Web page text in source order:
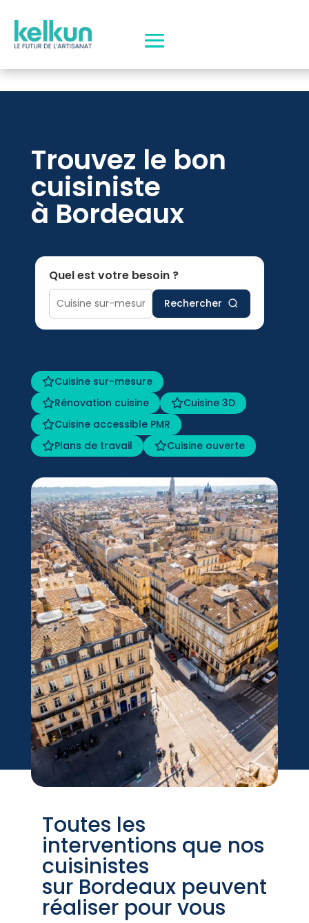
Trouvez le bon
cuisiniste
à Bordeaux
Quel est votre besoin ?
Rechercher
Cuisine sur-mesure
Rénovation cuisine
Cuisine 3D
Cuisine accessible PMR
Plans de travail
Cuisine ouverte
Toutes les
interventions que nos
cuisinistes
sur Bordeaux peuvent
réaliser pour vous